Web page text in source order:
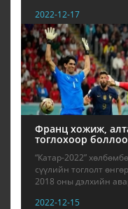
2022-12-17
Франц хожиж,
тоглохоор боллоо
“Катар-2022”
сүүлийн тоглолт
2018 оны дэлхийн
2022-12-15